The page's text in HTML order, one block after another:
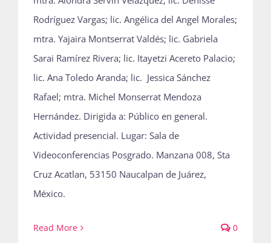
Rodríguez Vargas; lic. Angélica del Angel Morales;
mtra. Yajaira Montserrat Valdés; lic. Gabriela
Sarai Ramírez Rivera; lic. Itayetzi Acereto Palacio;
lic. Ana Toledo Aranda; lic. Jessica Sánchez
Rafael; mtra. Michel Monserrat Mendoza
Hernández. Dirigida a: Público en general.
Actividad presencial. Lugar: Sala de
Videoconferencias Posgrado. Manzana 008, Sta
Cruz Acatlan, 53150 Naucalpan de Juárez,
México.
Read More 0